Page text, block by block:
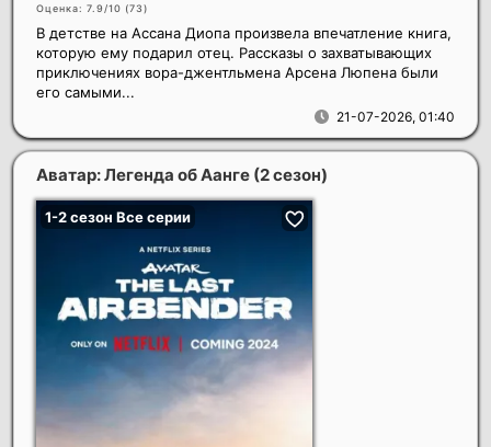
Оценка: 7.9/10 (73)
21-07-2026, 01:40
В детстве на Ассана Диопа произвела впечатление книга,
которую ему подарил отец. Рассказы о захватывающих
приключениях вора-джентльмена Арсена Люпена были
его самыми...
Аватар: Легенда об Аанге (2 сезон)